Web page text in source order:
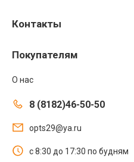
Контакты
Покупателям
О нас
8 (8182)46-50-50
opts29@ya.ru
с 8:30 до 17:30 по будням